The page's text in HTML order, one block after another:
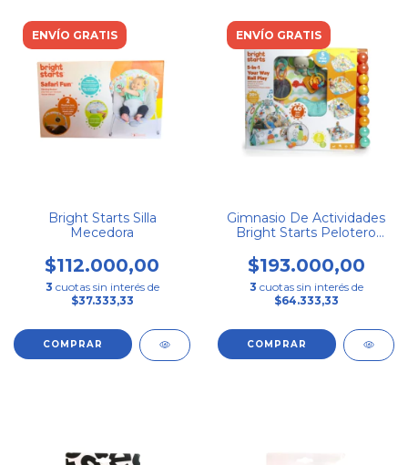
ENVÍO GRATIS
Bright Starts Silla
Mecedora
$112.000,00
3 cuotas sin interés de
$37.333,33
ENVÍO GRATIS
Gimnasio De Actividades
Bright Starts Pelotero
$193.000,00
3 cuotas sin interés de
$64.333,33